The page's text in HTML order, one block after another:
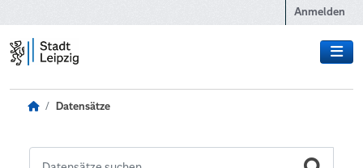
Anmelden
Datensätze